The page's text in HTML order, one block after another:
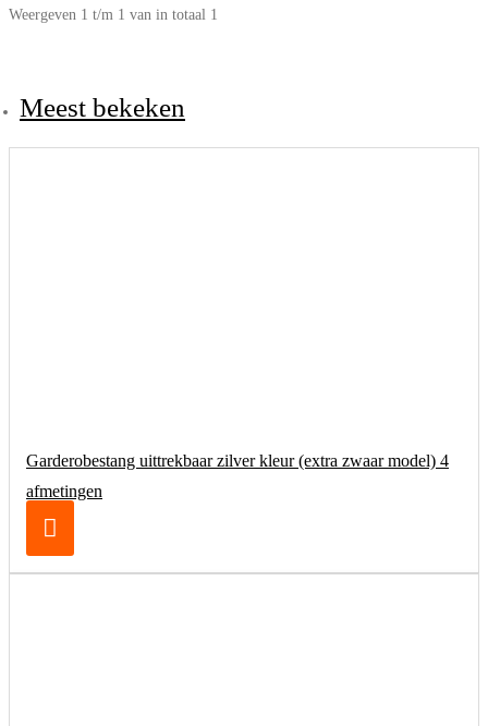
Weergeven 1 t/m 1 van in totaal 1
Meest bekeken
Garderobestang uittrekbaar zilver kleur (extra zwaar model) 4
afmetingen